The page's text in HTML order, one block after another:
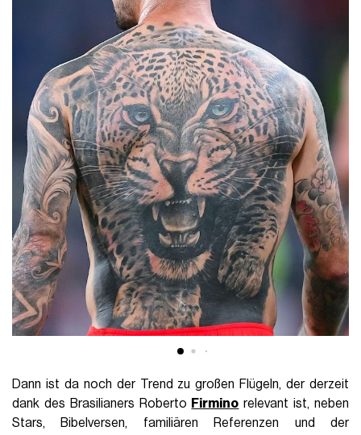
Dann ist da noch der Trend zu großen Flügeln, der derzeit
dank des Brasilianers Roberto Firmino relevant ist, neben
Stars, Bibelversen, familiären Referenzen und der